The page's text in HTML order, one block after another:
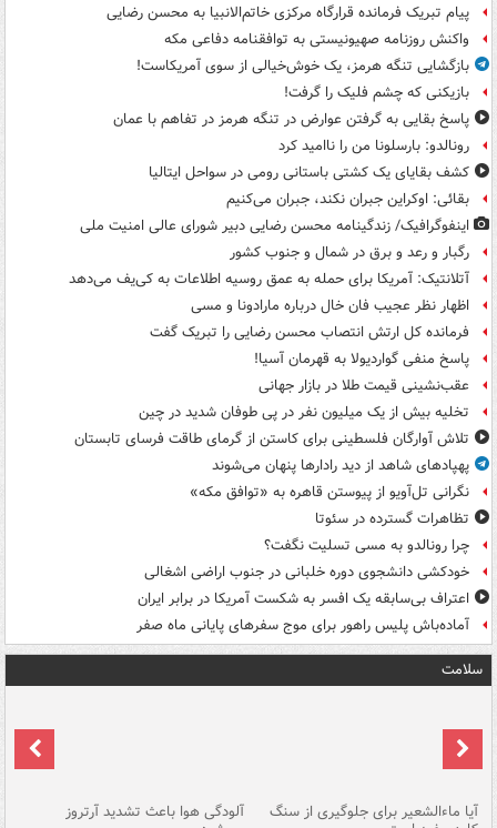
پیام تبریک فرمانده قرارگاه مرکزی خاتم‌الانبیا به محسن رضایی
واکنش روزنامه صهیونیستی به توافقنامه دفاعی مکه
بازگشایی تنگه هرمز، یک خوش‌خیالی از سوی آمریکاست!
بازیکنی که چشم فلیک را گرفت!
پاسخ بقایی به گرفتن عوارض در تنگه هرمز در تفاهم با عمان
رونالدو: بارسلونا من را ناامید کرد
کشف بقایای یک کشتی باستانی رومی در سواحل ایتالیا
بقائی: اوکراین جبران نکند، جبران می‌کنیم
اینفوگرافیک/ زندگینامه محسن رضایی دبیر شورای عالی امنیت‌ ملی
رگبار و رعد و برق در شمال و جنوب کشور
آتلانتیک: آمریکا برای حمله به عمق روسیه اطلاعات به کی‌یف می‌دهد
اظهار نظر عجیب فان خال درباره مارادونا و مسی
فرمانده کل ارتش انتصاب محسن رضایی را تبریک گفت
پاسخ منفی گواردیولا به قهرمان آسیا!
عقب‌نشینی قیمت طلا در بازار جهانی
تخلیه بیش از یک میلیون نفر در پی طوفان شدید در چین
تلاش آوارگان فلسطینی برای کاستن از گرمای طاقت فرسای تابستان
پهپادهای شاهد از دید رادارها پنهان می‌شوند
نگرانی تل‌آویو از پیوستن قاهره به «توافق مکه»
تظاهرات گسترده در سئوتا
چرا رونالدو به مسی تسلیت نگفت؟
خودکشی دانشجوی دوره خلبانی در جنوب اراضی اشغالی
اعتراف بی‌سابقه یک افسر به شکست آمریکا در برابر ایران
آماده‌باش پلیس راهور برای موج سفرهای پایانی ماه صفر
سلامت
آیا ماءالشعیر برای جلوگیری از سنگ آلودگی هوا باعث تشدید آرتروز